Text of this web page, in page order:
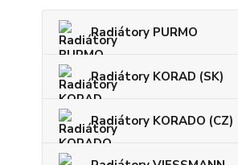
Radiátory PURMO
Radiátory KORAD (SK)
Radiátory KORADO (CZ)